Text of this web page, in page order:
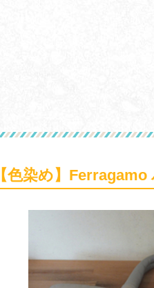
【色染め】Ferragamo